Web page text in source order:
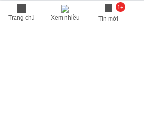
Trang chủ Xem nhiều
1+
Tin mới